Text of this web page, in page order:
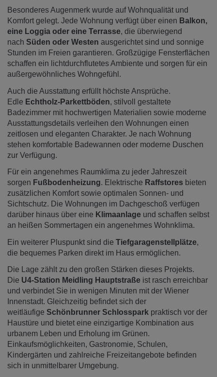
Besonderes Augenmerk wurde auf Wohnqualität und
Komfort gelegt. Jede Wohnung verfügt über einen Balkon,
eine Loggia oder eine Terrasse, die überwiegend
nach Süden oder Westen ausgerichtet sind und sonnige
Stunden im Freien garantieren. Großzügige Fensterflächen
schaffen ein lichtdurchflutetes Ambiente und sorgen für ein
außergewöhnliches Wohngefühl.
Auch die Ausstattung erfüllt höchste Ansprüche.
Edle Echtholz-Parkettböden, stilvoll gestaltete
Badezimmer mit hochwertigen Materialien sowie moderne
Ausstattungsdetails verleihen den Wohnungen einen
zeitlosen und eleganten Charakter. Je nach Wohnung
stehen komfortable Badewannen oder moderne Duschen
zur Verfügung.
Für ein angenehmes Raumklima zu jeder Jahreszeit
sorgen Fußbodenheizung. Elektrische Raffstores bieten
zusätzlichen Komfort sowie optimalen Sonnen- und
Sichtschutz. Die Wohnungen im Dachgeschoß verfügen
darüber hinaus über eine Klimaanlage und schaffen selbst
an heißen Sommertagen ein angenehmes Wohnklima.
Ein weiterer Pluspunkt sind die Tiefgaragenstellplätze,
die bequemes Parken direkt im Haus ermöglichen.
Die Lage zählt zu den großen Stärken dieses Projekts.
Die U4-Station Meidling Hauptstraße ist rasch erreichbar
und verbindet Sie in wenigen Minuten mit der Wiener
Innenstadt. Gleichzeitig befindet sich der
weitläufige Schönbrunner Schlosspark praktisch vor der
Haustüre und bietet eine einzigartige Kombination aus
urbanem Leben und Erholung im Grünen.
Einkaufsmöglichkeiten, Gastronomie, Schulen,
Kindergärten und zahlreiche Freizeitangebote befinden
sich in unmittelbarer Umgebung.